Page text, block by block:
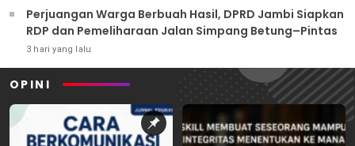
Perjuangan Warga Berbuah Hasil, DPRD Jambi Siapkan
RDP dan Pemeliharaan Jalan Simpang Betung–Pintas
3 hari yang lalu
OPINI